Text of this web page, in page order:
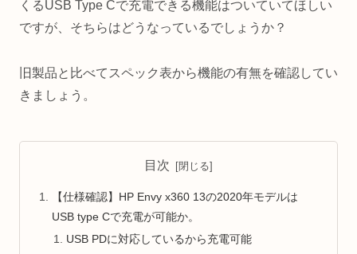
くるUSB Type Cで充電できる機能はついていてほしい
ですが、そちらはどうなっているでしょうか？
旧製品と比べてスペック表から機能の有無を確認してい
きましょう。
目次
【仕様確認】HP Envy x360 13の2020年モデルは
USB type Cで充電が可能か。
USB PDに対応しているから充電可能